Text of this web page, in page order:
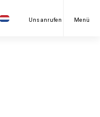
Uns anrufen Menü